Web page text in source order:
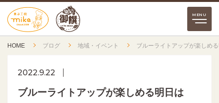
HOME ブログ 地域・イベント ブルーライトアップが楽しめ
2022.9.22
ブルーライトアップが楽しめる明日は